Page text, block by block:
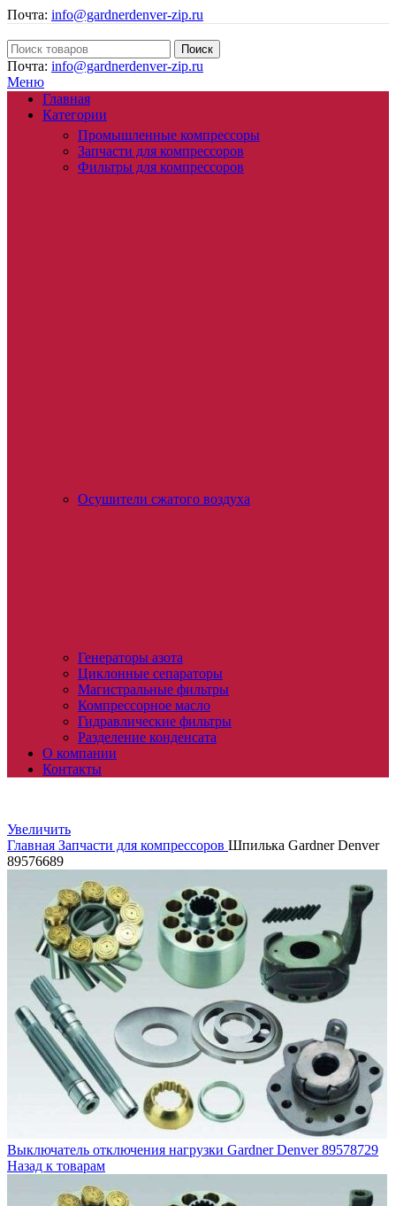
Почта: info@gardnerdenver-zip.ru
Поиск
Почта: info@gardnerdenver-zip.ru
Меню
Главная
Категории
Промышленные компрессоры
Запчасти для компрессоров
Фильтры для компрессоров
Осушители сжатого воздуха
Генераторы азота
Циклонные сепараторы
Магистральные фильтры
Компрессорное масло
Гидравлические фильтры
Разделение конденсата
О компании
Контакты
Увеличить
Главная Запчасти для компрессоров Шпилька Gardner Denver
89576689
Выключатель отключения нагрузки Gardner Denver 89578729
Назад к товарам